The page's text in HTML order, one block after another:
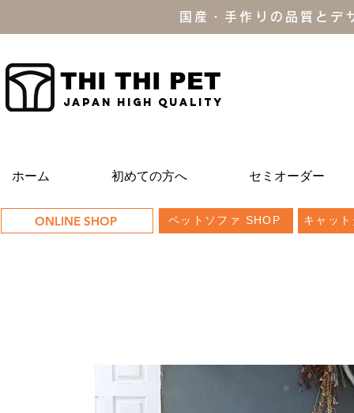
国産・手作りの品質と
THI THI PET
JAPAN high quality
ホーム 初めての方へ セミオーダー
ONLINE SHOP ペットソファ SHOP キャッ